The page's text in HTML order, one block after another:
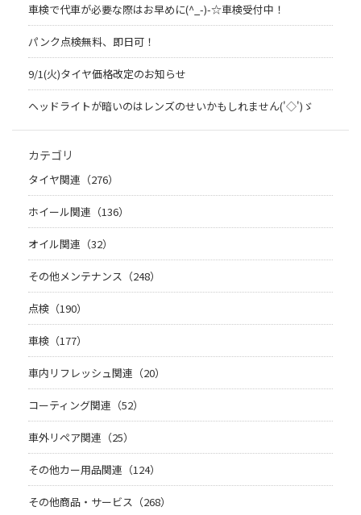
車検で代車が必要な際はお早めに(^_-)-☆車検受付中！
パンク点検無料、即日可！
9/1(火)タイヤ価格改定のお知らせ
ヘッドライトが暗いのはレンズのせいかもしれません('◇')ゞ
カテゴリ
タイヤ関連（276）
ホイール関連（136）
オイル関連（32）
その他メンテナンス（248）
点検（190）
車検（177）
車内リフレッシュ関連（20）
コーティング関連（52）
車外リペア関連（25）
その他カー用品関連（124）
その他商品・サービス（268）